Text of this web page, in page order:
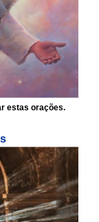
estas orações.